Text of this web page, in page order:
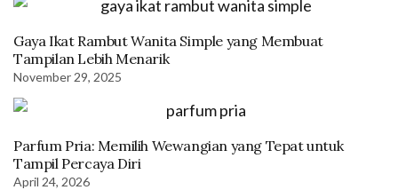
Gaya Ikat Rambut Wanita Simple yang Membuat
Tampilan Lebih Menarik
November 29, 2025
Parfum Pria: Memilih Wewangian yang Tepat untuk
Tampil Percaya Diri
April 24, 2026